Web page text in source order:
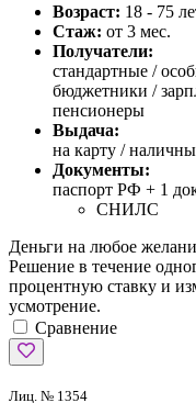
Возраст: 18 - 75
Стаж: от 3 мес.
Получатели:
стандартные /
бюджетники /
пенсионеры
Выдача:
на карту /
Документы:
паспорт РФ + 1
СНИЛС
Деньги на любое
Решение в течение
процентную ставку и
усмотрение.
Сравнение
Лиц. № 1354